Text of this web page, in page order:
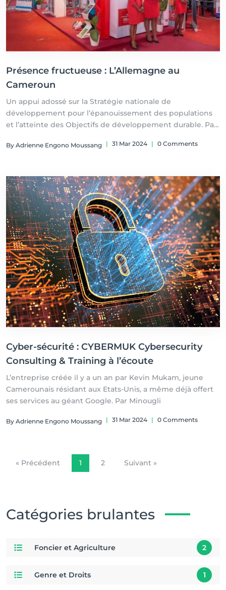
Présence fructueuse : L’Allemagne au
Cameroun
Un appui adossé sur la Stratégie nationale de
développement pour l’épanouissement des populations
et l’atteinte des Objectifs de développement durable. Par
By Adrienne Engono Moussang | 31 Mar 2024 | 0 Comments
Cyber-sécurité : CYBERMUK Cybersecurity
Consulting & Training à l’écoute
L’entreprise créée il y a un an par Kevin Mukam, jeune
Camerounais résidant aux Etats-Unis, a même déjà offert
ses services au géant Google. Par Minougli
By Adrienne Engono Moussang | 31 Mar 2024 | 0 Comments
« Précédent 1 2 Suivant »
Catégories brulantes
Foncier et Agriculture 2
Genre et Droits 1